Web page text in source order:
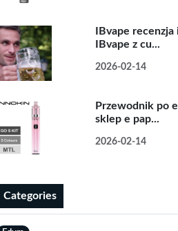
IBvape
IBvape z cu...
2026-02-14
Przewodnik po
sklep e pap...
2026-02-14
Categories